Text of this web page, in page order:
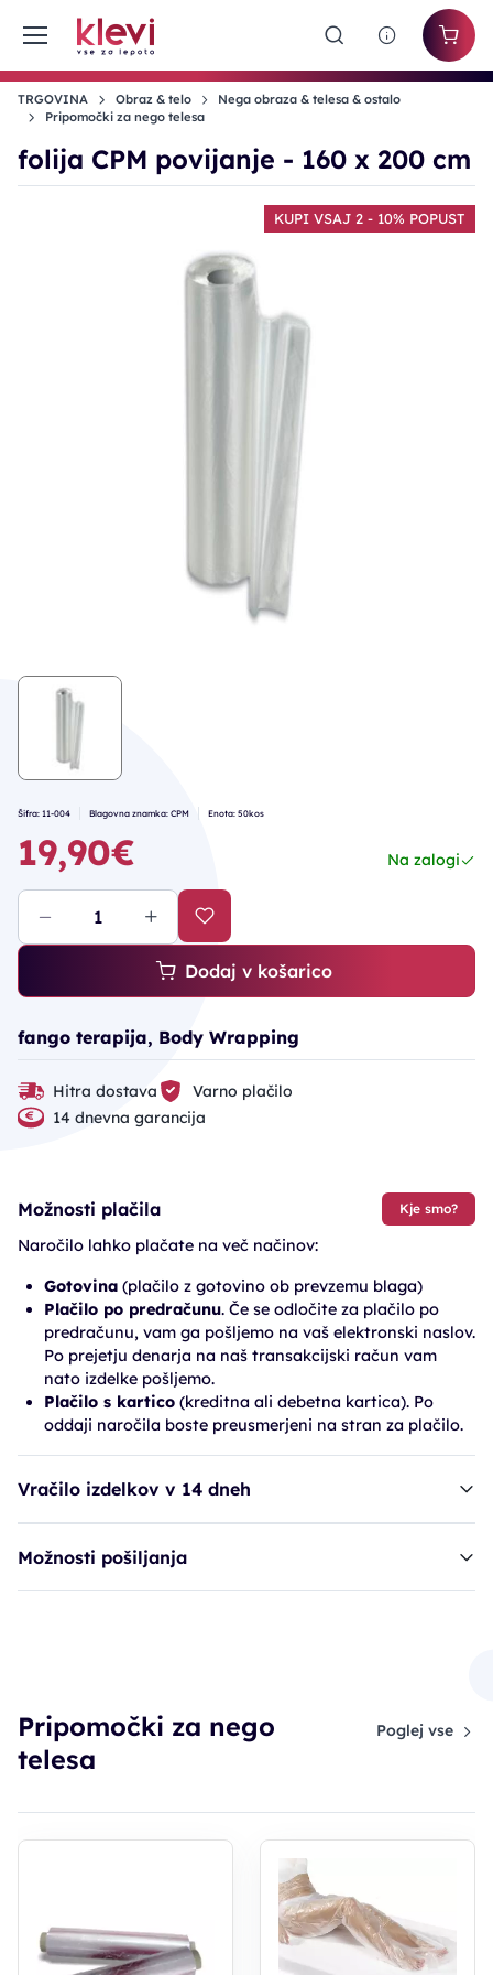
TRGOVINA Obraz & telo
Nega obraza & telesa & ostalo
Pripomočki za nego telesa
folija CPM povijanje - 160 x 200 cm
KUPI VSAJ 2 - 10% POPUST
Šifra: 11-004 Blagovna znamka: CPM Enota: 50kos
19,90€ Na zalogi
Dodaj v košarico
fango terapija, Body Wrapping
Hitra dostava
Varno plačilo
14 dnevna garancija
Možnosti plačila Kje smo?
Naročilo lahko plačate na več načinov:
Gotovina (plačilo z gotovino ob prevzemu blaga)
Plačilo po predračunu. Če se odločite za plačilo po
predračunu, vam ga pošljemo na vaš elektronski naslov.
Po prejetju denarja na naš transakcijski račun vam
nato izdelke pošljemo.
Plačilo s kartico (kreditna ali debetna kartica). Po
oddaji naročila boste preusmerjeni na stran za plačilo.
Vračilo izdelkov v 14 dneh
Možnosti pošiljanja
Pripomočki za nego
telesa
Poglej vse